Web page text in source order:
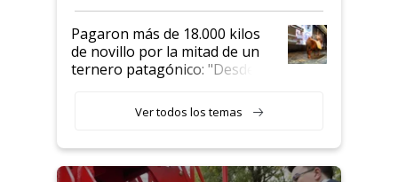
Pagaron más de 18.000 kilos
de novillo por la mitad de un
ternero patagónico: "Desde
llamar la atención"
Ver todos los temas